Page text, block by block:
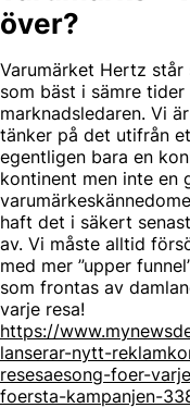
över?
Varumärket Hertz
som bäst i sämre
marknadsledaren. Vi
tänker på det utifrån
egentligen bara en
kontinent men inte en
haft det i säkert
av. Vi måste alltid
med mer ”upper
som frontas av
varje resa!
https://
lanserar-nytt-
resesaesong-foer-
foersta-kampanjen-